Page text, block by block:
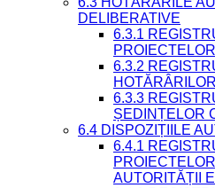
DELIBERATIVE
6.3.1
6.3.2
HOTĂRÂRILOR
6.3.3
ȘEDINȚELOR
6.4 DISPOZIȚIILE
6.4.1
AUTORITĂȚII